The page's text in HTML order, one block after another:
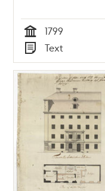
Tid
1799
Typ
Text